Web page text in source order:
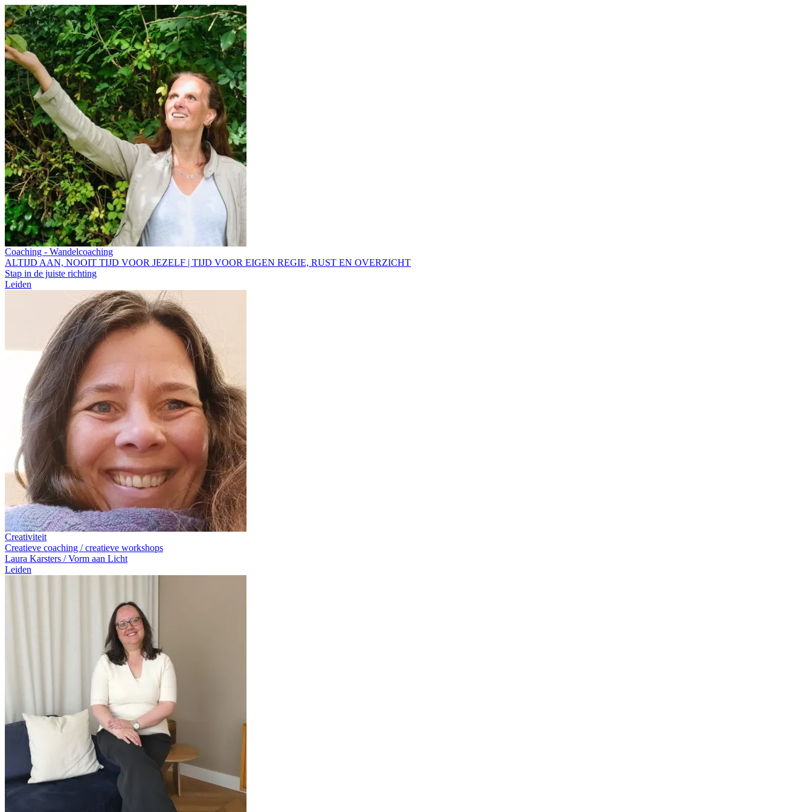
Coaching - Wandelcoaching
ALTIJD AAN, NOOIT TIJD VOOR JEZELF | TIJD VOOR EIGEN REGIE, RUST EN OVERZICHT
Stap in de juiste richting
Leiden
Creativiteit
Creatieve coaching / creatieve workshops
Laura Karsters / Vorm aan Licht
Leiden